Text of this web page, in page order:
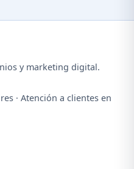
y marketing digital.
· Atención a clientes en